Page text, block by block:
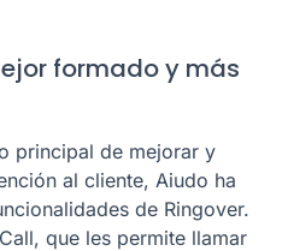
formado y más
principal de mejorar y
al cliente, Aiudo ha
de Ringover.
que les permite llamar